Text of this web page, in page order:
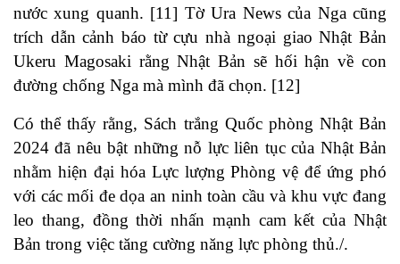
nước xung quanh. [11] Tờ Ura News của Nga cũng
trích dẫn cảnh báo từ cựu nhà ngoại giao Nhật Bản
Ukeru Magosaki rằng Nhật Bản sẽ hối hận về con
đường chống Nga mà mình đã chọn. [12]
Có thể thấy rằng, Sách trắng Quốc phòng Nhật Bản
2024 đã nêu bật những nỗ lực liên tục của Nhật Bản
nhằm hiện đại hóa Lực lượng Phòng vệ để ứng phó
với các mối đe dọa an ninh toàn cầu và khu vực đang
leo thang, đồng thời nhấn mạnh cam kết của Nhật
Bản trong việc tăng cường năng lực phòng thủ./.